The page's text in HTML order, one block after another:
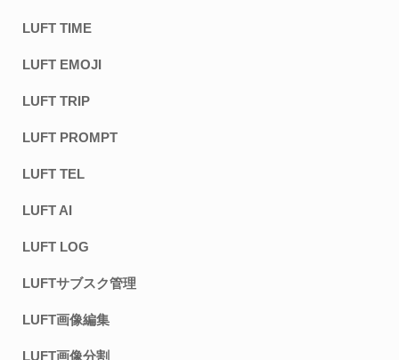
LUFT TIME
LUFT EMOJI
LUFT TRIP
LUFT PROMPT
LUFT TEL
LUFT AI
LUFT LOG
LUFTサブスク管理
LUFT画像編集
LUFT画像分割